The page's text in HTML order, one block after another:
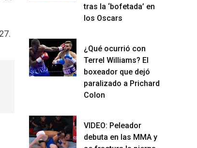
tras la ‘bofetada’ en
los Oscars
¿Qué ocurrió con
Terrel Williams? El
boxeador que dejó
paralizado a Prichard
Colon
VIDEO: Peleador
debuta en las MMA y